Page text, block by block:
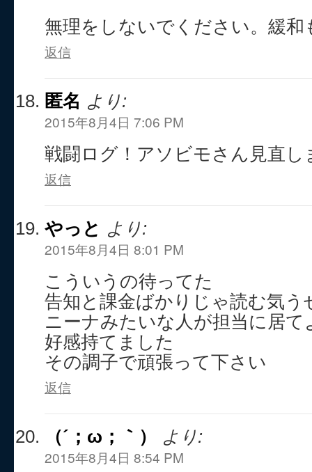
無理をしないでください。緩和
返信
匿名 より:
2015年8月4日 7:06 PM
戦闘ログ！アソビモさん見直し
返信
やっと より:
2015年8月4日 8:01 PM
こういうの待ってた
告知と課金ばかりじゃ読む気う
ニーナみたいな人が担当に居て
好感持てました
その調子で頑張って下さい
返信
（´；ω；｀） より:
2015年8月4日 8:54 PM